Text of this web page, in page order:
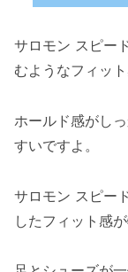
サロモン スピー
むようなフィット
ホールド感がし
すいですよ。
サロモン スピー
したフィット感が